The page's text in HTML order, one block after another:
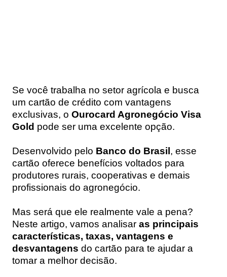
Se você trabalha no setor agrícola e busca
um cartão de crédito com vantagens
exclusivas, o Ourocard Agronegócio Visa
Gold pode ser uma excelente opção.
Desenvolvido pelo Banco do Brasil, esse
cartão oferece benefícios voltados para
produtores rurais, cooperativas e demais
profissionais do agronegócio.
Mas será que ele realmente vale a pena?
Neste artigo, vamos analisar as principais
características, taxas, vantagens e
desvantagens do cartão para te ajudar a
tomar a melhor decisão.